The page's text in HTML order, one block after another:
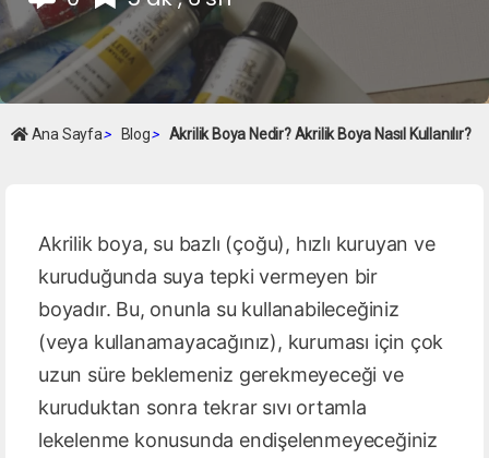
Ana Sayfa> Blog> Akrilik Boya Nedir? Akrilik Boya Nasıl Kullanılır?
Akrilik boya, su bazlı (çoğu), hızlı kuruyan ve
kuruduğunda suya tepki vermeyen bir
boyadır. Bu, onunla su kullanabileceğiniz
(veya kullanamayacağınız), kuruması için çok
uzun süre beklemeniz gerekmeyeceği ve
kuruduktan sonra tekrar sıvı ortamla
lekelenme konusunda endişelenmeyeceğiniz